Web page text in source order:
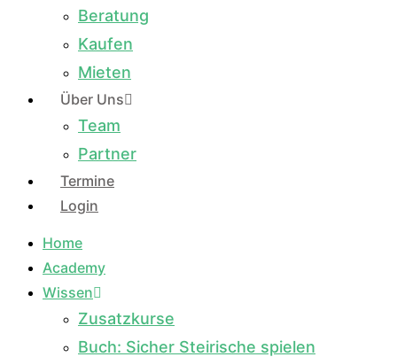
Beratung
Kaufen
Mieten
Über Uns
Team
Partner
Termine
Login
Home
Academy
Wissen
Zusatzkurse
Buch: Sicher Steirische spielen